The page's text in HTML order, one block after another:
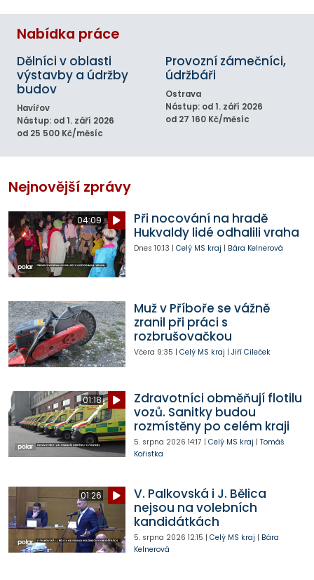
Nabídka práce
Dělníci v oblasti
výstavby a údržby
budov
Havířov
Nástup: od 1. září 2026
od 25 500 Kč/měsíc
Provozní zámečníci,
údržbáři
Ostrava
Nástup: od 1. září 2026
od 27 160 Kč/měsíc
Nejnovější zprávy
04:09
Při nocování na hradě
Hukvaldy lidé odhalili vraha
Dnes 10:13 | Celý MS kraj | Bára Kelnerová
Muž v Příboře se vážně
zranil při práci s
rozbrušovačkou
Včera 9:35 | Celý MS kraj | Jiří Cileček
01:18
Zdravotníci obměňují flotilu
vozů. Sanitky budou
rozmístěny po celém kraji
5. srpna 2026 14:17 | Celý MS kraj | Tomáš
Kořistka
01:26
V. Palkovská i J. Bělica
nejsou na volebních
kandidátkách
5. srpna 2026 12:15 | Celý MS kraj | Bára
Kelnerová